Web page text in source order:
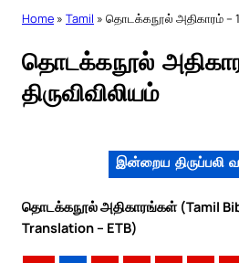
Home » Tamil » தொடக்கநூல் அதிகாரம் – 1
தொடக்கநூல்
திருவிவிலியம்
இன்றைய திருப்பலி
தொடக்கநூல் அதிகாரங்கள் (Tamil
Translation – ETB)